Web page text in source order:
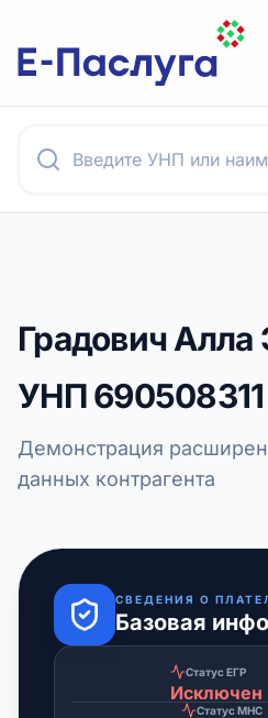
Градович Алла
УНП690508311
Демонстрация
данных контрагента
СВЕДЕНИЯ О
Базовая
Статус ЕГР
Исключен
Статус МНС